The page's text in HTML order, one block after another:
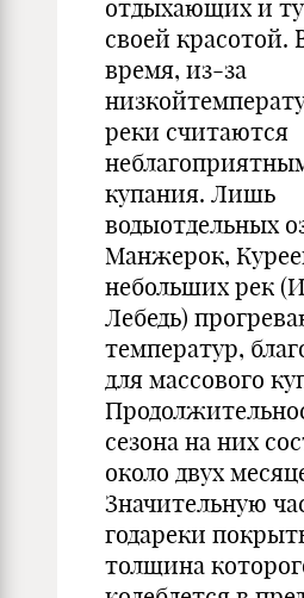
отдыхающих и
своей красотой.
время, из-за
реки считаются
купания. Лишь
водыотдельных
Манжерок,
небольших рек
Лебедь)
температур,
для массового
сезона на них
около двух
Значительную
годареки
толщина